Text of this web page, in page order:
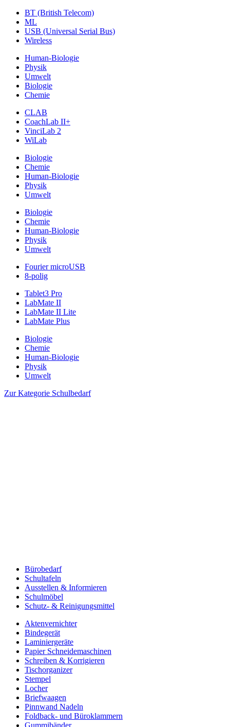
BT (British Telecom)
ML
USB (Universal Serial Bus)
Wireless
Human-Biologie
Physik
Umwelt
Biologie
Chemie
CLAB
CoachLab II+
VinciLab 2
WiLab
Biologie
Chemie
Human-Biologie
Physik
Umwelt
Biologie
Chemie
Human-Biologie
Physik
Umwelt
Fourier microUSB
8-polig
Tablet3 Pro
LabMate II
LabMate II Lite
LabMate Plus
Biologie
Chemie
Human-Biologie
Physik
Umwelt
Zur Kategorie Schulbedarf
Bürobedarf
Schultafeln
Ausstellen & Informieren
Schulmöbel
Schutz- & Reinigungsmittel
Aktenvernichter
Bindegerät
Laminiergeräte
Papier Schneidemaschinen
Schreiben & Korrigieren
Tischorganizer
Stempel
Locher
Briefwaagen
Pinnwand Nadeln
Foldback- und Büroklammern
Gummibänder